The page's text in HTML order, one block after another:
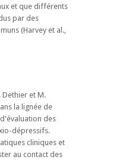
et que différents
par des
(Harvey et al.,
Dethier et M.
la lignée de
des
dépressifs.
cliniques et
au contact des